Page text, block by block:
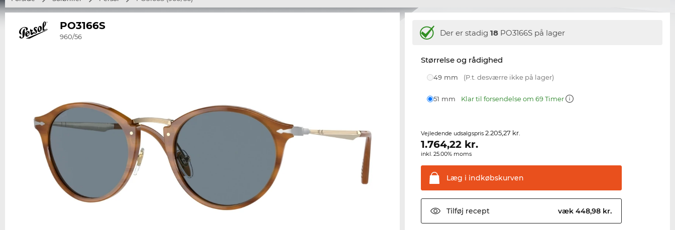
PO3166S
960/56 Der er stadig18 PO3166S på lager
Størrelse og rådighed
49 mm (P.t. desværre ikke på lager)
51 mm Klar til forsendelse om 69 Timer
Vejledende udsalgspris2.205,27 kr.
1.764,22 kr.
inkl. 25.00% moms
Læg i indkøbskurven
Tilføj recept væk 448,98 kr.